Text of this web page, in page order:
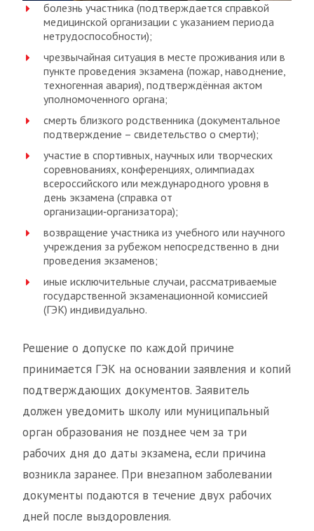
болезнь участника (подтверждается справкой
медицинской организации с указанием периода
нетрудоспособности);
чрезвычайная ситуация в месте проживания или в
пункте проведения экзамена (пожар, наводнение,
техногенная авария), подтверждённая актом
уполномоченного органа;
смерть близкого родственника (документальное
подтверждение – свидетельство о смерти);
участие в спортивных, научных или творческих
соревнованиях, конференциях, олимпиадах
всероссийского или международного уровня в
день экзамена (справка от
организации‑организатора);
возвращение участника из учебного или научного
учреждения за рубежом непосредственно в дни
проведения экзаменов;
иные исключительные случаи, рассматриваемые
государственной экзаменационной комиссией
(ГЭК) индивидуально.
Решение о допуске по каждой причине
принимается ГЭК на основании заявления и копий
подтверждающих документов. Заявитель
должен уведомить школу или муниципальный
орган образования не позднее чем за три
рабочих дня до даты экзамена, если причина
возникла заранее. При внезапном заболевании
документы подаются в течение двух рабочих
дней после выздоровления.